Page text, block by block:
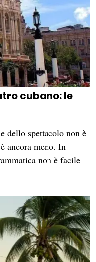
cubano: le
dello spettacolo non è
ancora meno. In
non è facile